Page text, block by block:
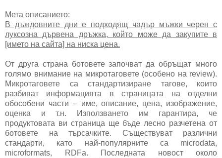
Мета описанието:
В дъждовните дни е подходящ чадър мъжки черен с
луксозна дървена дръжка, който може да закупите в
[името на сайта] на ниска цена.
От друга страна ботовете започват да обръщат много
голямо внимание на микротаговете (особено на review).
Микротаговете са стандартизиране тагове, които
разбиват информацията в страницата на отделни
обособени части – име, описание, цена, изображение,
оценка и т.н. Използването им гарантира, че
продуктовата ви страница ще бъде лесно разчетена от
ботовете на търсачките. Съществуват различни
стандарти, като най-популярните са microdata,
microformats, RDFa. Последната новост около